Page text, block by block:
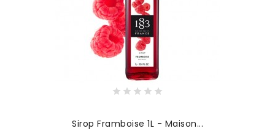
Sirop Framboise 1L - Maison...